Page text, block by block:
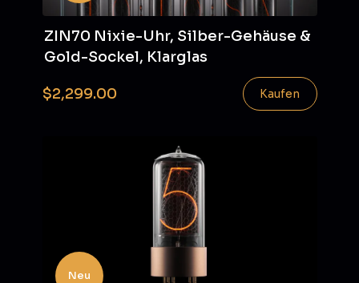
ZIN70 Nixie-Uhr, Silber-Gehäuse &
Gold-Sockel, Klarglas
$2,299.00 Kaufen
Neu